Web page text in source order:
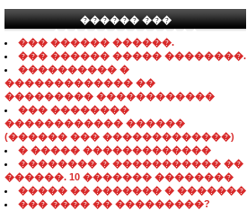
������ ���
���������������
��� ������ ������.
��� ������ ����� ��������.
���������� �
������������� ��
��������� ������������
��� ��������
������������ ������
(������ ��� �������������)
� ����� �������������
�������� � ����������� ��
������. 10 ������� ��������
����� �� ������� � �������
��� ���� �� ���������?